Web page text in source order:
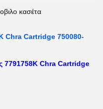
κασέτα
Chra Cartridge 750080-
7791758K Chra Cartridge